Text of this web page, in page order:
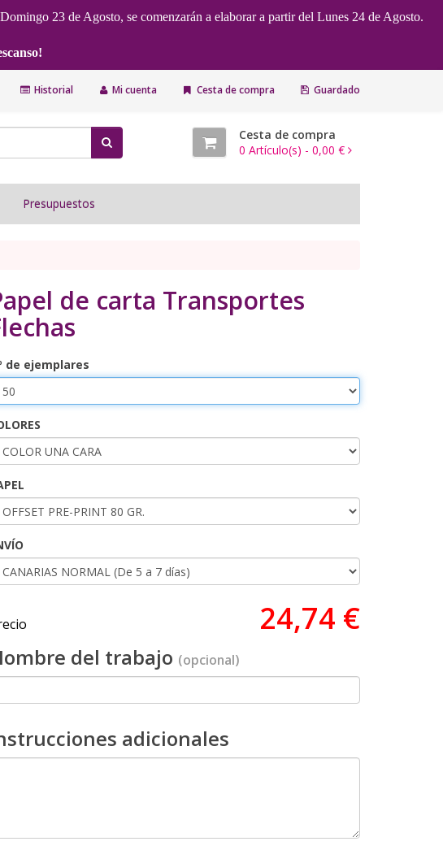
23 de Agosto, se comenzarán a elaborar a partir del Lunes 24 de Agosto.
Historial Mi cuenta Cesta de compra Guardado
Cesta de compra
0 Artículo(s) - 0,00 €
Presupuestos
de carta Transportes
de ejemplares
24,74 €
del trabajo (opcional)
adicionales